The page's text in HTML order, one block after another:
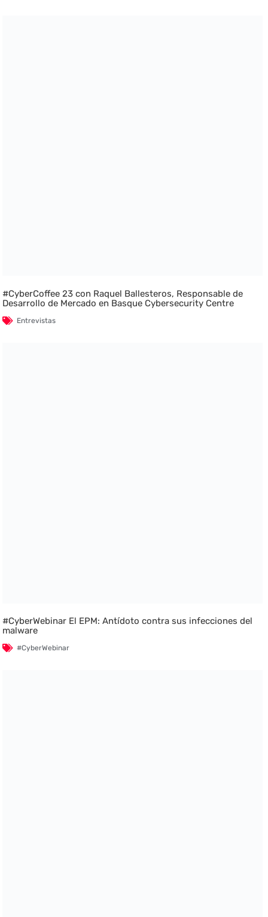
#CyberCoffee 23 con Raquel Ballesteros, Responsable de
Desarrollo de Mercado en Basque Cybersecurity Centre
Entrevistas
#CyberWebinar El EPM: Antídoto contra sus infecciones del
malware
#CyberWebinar